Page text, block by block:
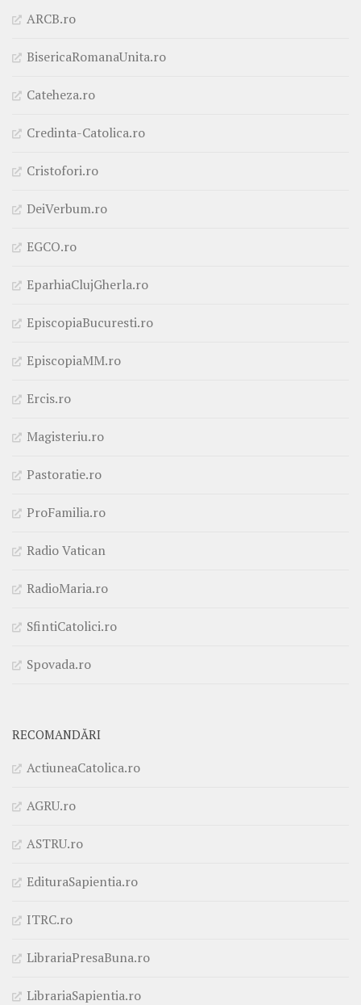
ARCB.ro
BisericaRomanaUnita.ro
Cateheza.ro
Credinta-Catolica.ro
Cristofori.ro
DeiVerbum.ro
EGCO.ro
EparhiaClujGherla.ro
EpiscopiaBucuresti.ro
EpiscopiaMM.ro
Ercis.ro
Magisteriu.ro
Pastoratie.ro
ProFamilia.ro
Radio Vatican
RadioMaria.ro
SfintiCatolici.ro
Spovada.ro
RECOMANDĂRI
ActiuneaCatolica.ro
AGRU.ro
ASTRU.ro
EdituraSapientia.ro
ITRC.ro
LibrariaPresaBuna.ro
LibrariaSapientia.ro